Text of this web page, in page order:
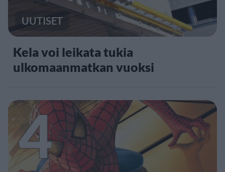
UUTISET
Kela voi leikata tukia
ulkomaanmatkan vuoksi
4